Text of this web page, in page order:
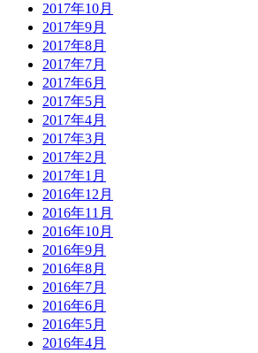
2017年10月
2017年9月
2017年8月
2017年7月
2017年6月
2017年5月
2017年4月
2017年3月
2017年2月
2017年1月
2016年12月
2016年11月
2016年10月
2016年9月
2016年8月
2016年7月
2016年6月
2016年5月
2016年4月